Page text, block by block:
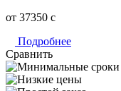
от 37350 c
Подробнее
Сравнить